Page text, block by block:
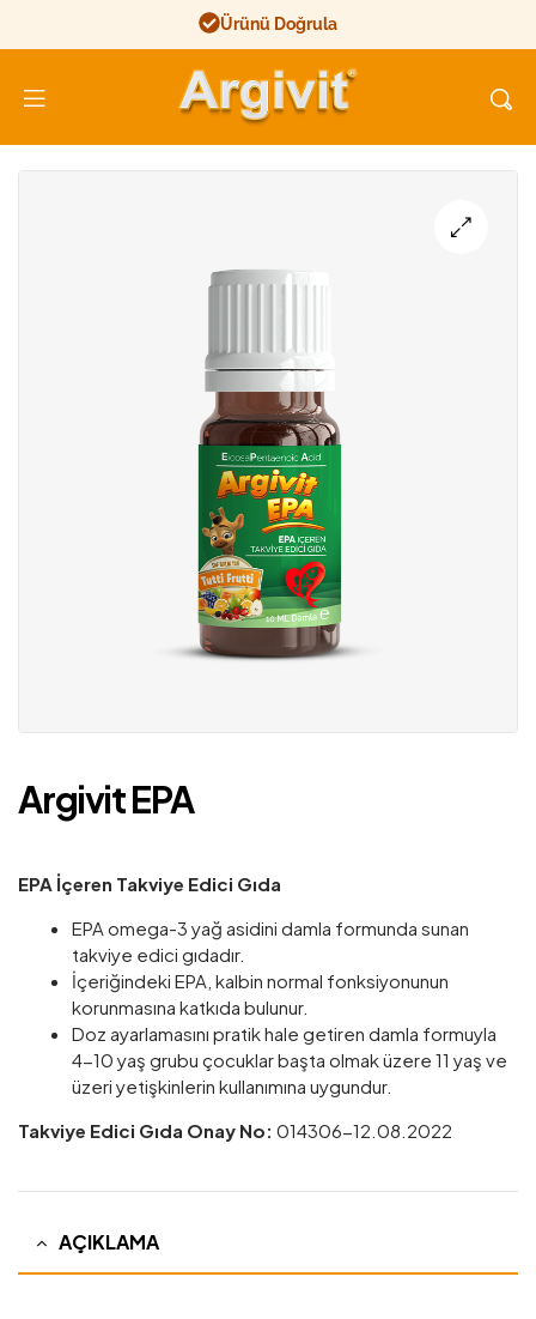
Ürünü Doğrula
Argivit
Argivit EPA
EPA İçeren Takviye Edici Gıda
EPA omega-3 yağ asidini damla formunda sunan
takviye edici gıdadır.
İçeriğindeki EPA, kalbin normal fonksiyonunun
korunmasına katkıda bulunur.
Doz ayarlamasını pratik hale getiren damla formuyla
4-10 yaş grubu çocuklar başta olmak üzere 11 yaş ve
üzeri yetişkinlerin kullanımına uygundur.
Takviye Edici Gıda Onay No: 014306-12.08.2022
AÇIKLAMA